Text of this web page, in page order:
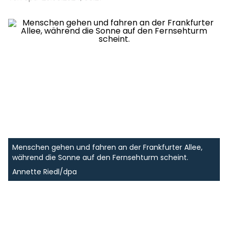
Menschen gehen und fahren an der Frankfurter Allee,
während die Sonne auf den Fernsehturm scheint.
Annette Riedl/dpa